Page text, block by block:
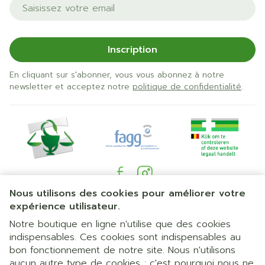
Nous utilisons des cookies pour améliorer votre
expérience utilisateur.
Notre boutique en ligne n'utilise que des cookies
indispensables. Ces cookies sont indispensables au
bon fonctionnement de notre site. Nous n'utilisons
Inscription
En cliquant sur s'abonner, vous vous abonnez à notre
newsletter et acceptez notre politique de confidentialité.
Liens légaux